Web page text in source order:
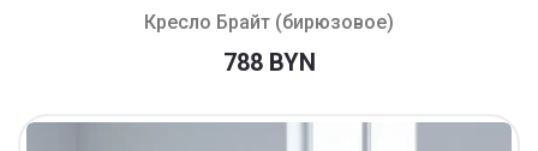
Кресло Брайт (бирюзовое)
788 BYN